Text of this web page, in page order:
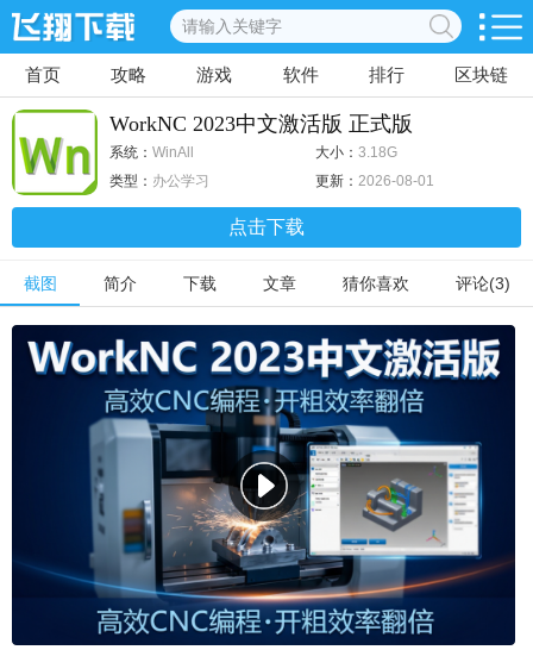
首页 攻略 游戏 软件 排行 区块链
WorkNC 2023中文激活版 正式版
系统： WinAll 大小： 3.18G
类型： 办公学习 更新： 2026-08-01
点击下载
截图 简介 下载 文章 猜你喜欢 评论(3)